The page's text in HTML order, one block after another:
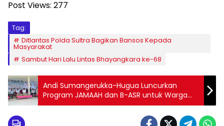
Post Views: 277
Tag:
Ditlantas Polda Sultra Bagikan Bansos Kepada
Masyarakat
Sambut Hari Lalu Lintas Bhayangkara ke-68
Andi Sumangerukka-Hugua Luncurkan
Program JAMAAH dan B-ASR untuk Warga
Kolaka Timur